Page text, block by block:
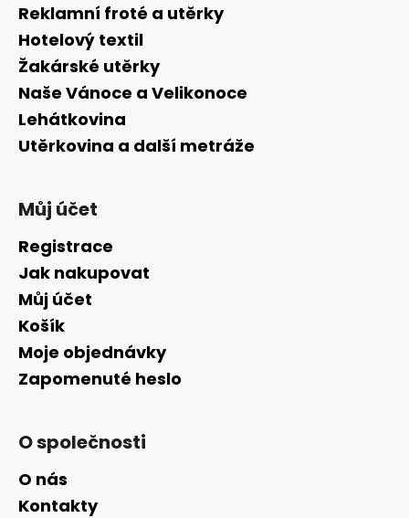
Reklamní froté a utěrky
Hotelový textil
Žakárské utěrky
Naše Vánoce a Velikonoce
Lehátkovina
Utěrkovina a další metráže
Můj účet
Registrace
Jak nakupovat
Můj účet
Košík
Moje objednávky
Zapomenuté heslo
O společnosti
O nás
Kontakty